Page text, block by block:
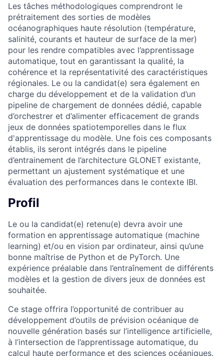
Les tâches méthodologiques comprendront le
prétraitement des sorties de modèles
océanographiques haute résolution (température,
salinité, courants et hauteur de surface de la mer)
pour les rendre compatibles avec l’apprentissage
automatique, tout en garantissant la qualité, la
cohérence et la représentativité des caractéristiques
régionales. Le ou la candidat(e) sera également en
charge du développement et de la validation d’un
pipeline de chargement de données dédié, capable
d’orchestrer et d’alimenter efficacement de grands
jeux de données spatiotemporelles dans le flux
d'apprentissage du modèle. Une fois ces composants
établis, ils seront intégrés dans le pipeline
d’entrainement de l’architecture GLONET existante,
permettant un ajustement systématique et une
évaluation des performances dans le contexte IBI.
Profil
Le ou la candidat(e) retenu(e) devra avoir une
formation en apprentissage automatique (machine
learning) et/ou en vision par ordinateur, ainsi qu’une
bonne maîtrise de Python et de PyTorch. Une
expérience préalable dans l’entraînement de différents
modèles et la gestion de divers jeux de données est
souhaitée.
Ce stage offrira l’opportunité de contribuer au
développement d’outils de prévision océanique de
nouvelle génération basés sur l’intelligence artificielle,
à l’intersection de l’apprentissage automatique, du
calcul haute performance et des sciences océaniques.